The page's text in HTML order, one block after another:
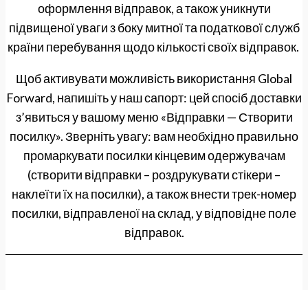
оформлення відправок, а також уникнути
підвищеної уваги з боку митної та податкової служб
країни перебування щодо кількості своїх відправок.
Щоб активувати можливість використання Global
Forward, напишіть у наш сапорт: цей спосіб доставки
з’явиться у вашому меню «Відправки — Створити
посилку». Зверніть увагу: вам необхідно правильно
промаркувати посилки кінцевим одержувачам
(створити відправки – роздрукувати стікери –
наклеїти їх на посилки), а також внести трек-номер
посилки, відправленої на склад, у відповідне поле
відправок.